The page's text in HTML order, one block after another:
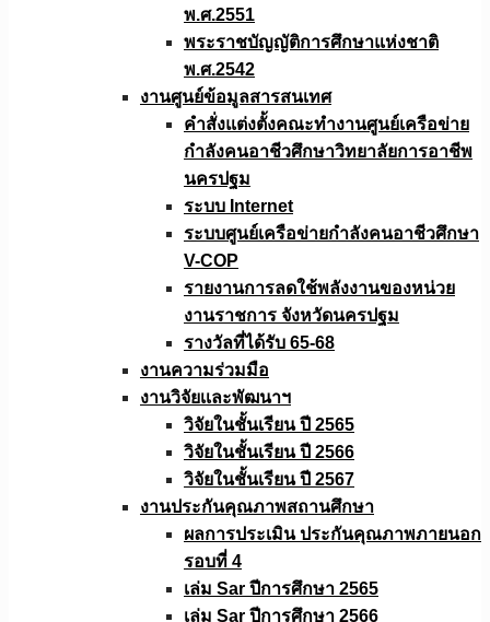
พ.ศ.2551
พระราชบัญญัติการศึกษาแห่งชาติ
พ.ศ.2542
งานศูนย์ข้อมูลสารสนเทศ
คำสั่งแต่งตั้งคณะทำงานศูนย์เครือข่าย
กำลังคนอาชีวศึกษาวิทยาลัยการอาชีพ
นครปฐม
ระบบ Internet
ระบบศูนย์เครือข่ายกำลังคนอาชีวศึกษา
V-COP
รายงานการลดใช้พลังงานของหน่วย
งานราชการ จังหวัดนครปฐม
รางวัลที่ได้รับ 65-68
งานความร่วมมือ
งานวิจัยเเละพัฒนาฯ
วิจัยในชั้นเรียน ปี 2565
วิจัยในชั้นเรียน ปี 2566
วิจัยในชั้นเรียน ปี 2567
งานประกันคุณภาพสถานศึกษา
ผลการประเมิน ประกันคุณภาพภายนอก
รอบที่ 4
เล่ม Sar ปีการศึกษา 2565
เล่ม Sar ปีการศึกษา 2566